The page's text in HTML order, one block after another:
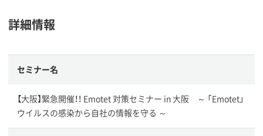
詳細情報
セミナー名
【大阪】緊急開催！！ Emotet 対策セミナー in 大阪 ～ 「Emotet」
ウイルスの感染から自社の情報を守る ～